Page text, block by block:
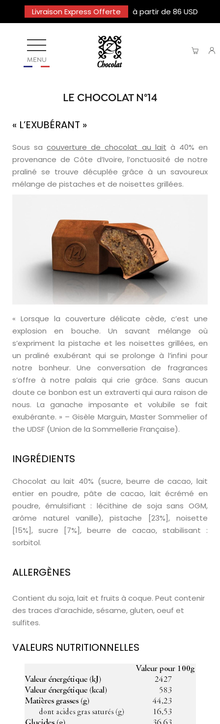
Livraison Express Offerte à partir de 86 USD
MENU
LE CHOCOLAT N°14
« L’EXUBÉRANT »
Sous sacouverture de chocolat au lait à 40% en
provenance de Côte d’Ivoire, l’onctuosité de notre
praliné se trouve décuplée grâce à un savoureux
mélange de pistaches et de noisettes grillées.
« Lorsque la couverture délicate cède, c’est une
explosion en bouche. Un savant mélange où
s’expriment la pistache et les noisettes grillées, en
un praliné exubérant qui se prolonge à l’infini pour
notre bonheur. Une conversation de fragrances
s’offre à notre palais qui crie grâce. Sans aucun
doute ce bonbon est un extraverti qui aura raison de
nous. La ganache imposante et volubile se fait
exubérante. » – Gisèle Marguin, Master Sommelier of
the UDSF (Union de la Sommellerie Française).
INGRÉDIENTS
Chocolat au lait 40% (sucre, beurre de cacao, lait
entier en poudre, pâte de cacao, lait écrémé en
poudre, émulsifiant : lécithine de soja sans OGM,
arôme naturel vanille), pistache [23%], noisette
[15%], sucre [7%], beurre de cacao, stabilisant :
sorbitol.
ALLERGÈNES
Contient du soja, lait et fruits à coque. Peut contenir
des traces d’arachide, sésame, gluten, oeuf et
sulfites.
VALEURS NUTRITIONNELLES